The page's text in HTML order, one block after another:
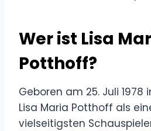
Wer ist Lisa
Potthoff?
Geboren am 25. Juli 1978
Lisa Maria Potthoff als
vielseitigsten